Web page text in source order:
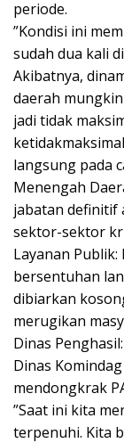
periode.
​”Kondisi ini
sudah dua kali
Akibatnya,
daerah
jadi tidak
langsung pada
Menengah
jabatan definitif
sektor-sektor
​Layanan Publik:
bersentuhan
dibiarkan
merugikan
​Dinas
Dinas
mendongkrak
​”Saat ini kita
terpenuhi. Kita